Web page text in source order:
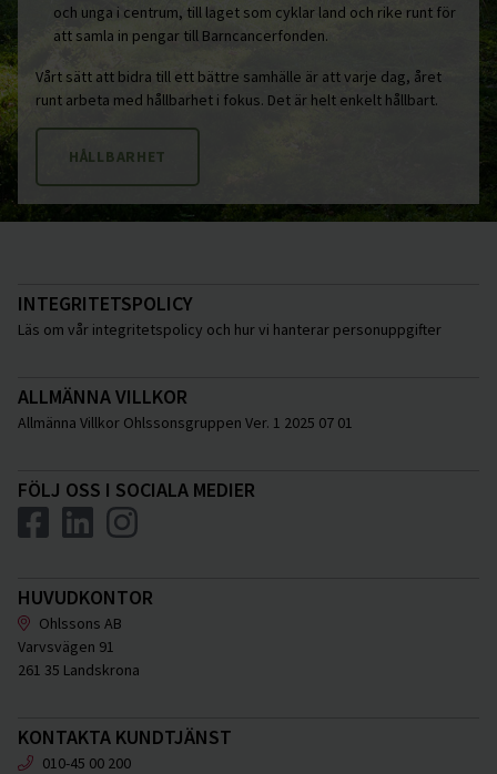
och unga i centrum, till laget som cyklar land och rike runt för
att samla in pengar till Barncancerfonden.
Vårt sätt att bidra till ett bättre samhälle är att varje dag, året
runt arbeta med hållbarhet i fokus. Det är helt enkelt hållbart.
HÅLLBARHET
INTEGRITETSPOLICY
Läs om vår integritetspolicy och hur vi hanterar personuppgifter
ALLMÄNNA VILLKOR
Allmänna Villkor Ohlssonsgruppen Ver. 1 2025 07 01
FÖLJ OSS I SOCIALA MEDIER
HUVUDKONTOR
Ohlssons AB
Varvsvägen 91
261 35 Landskrona
KONTAKTA KUNDTJÄNST
010-45 00 200